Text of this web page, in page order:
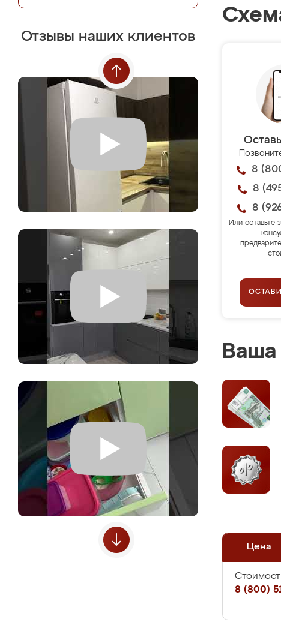
Отзывы наших клиентов
8
8
8
Или оставьте
Цена
8 (800)